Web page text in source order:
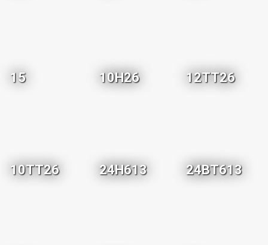
15 10H26 12TT26
10TT26 24H613 24BT613